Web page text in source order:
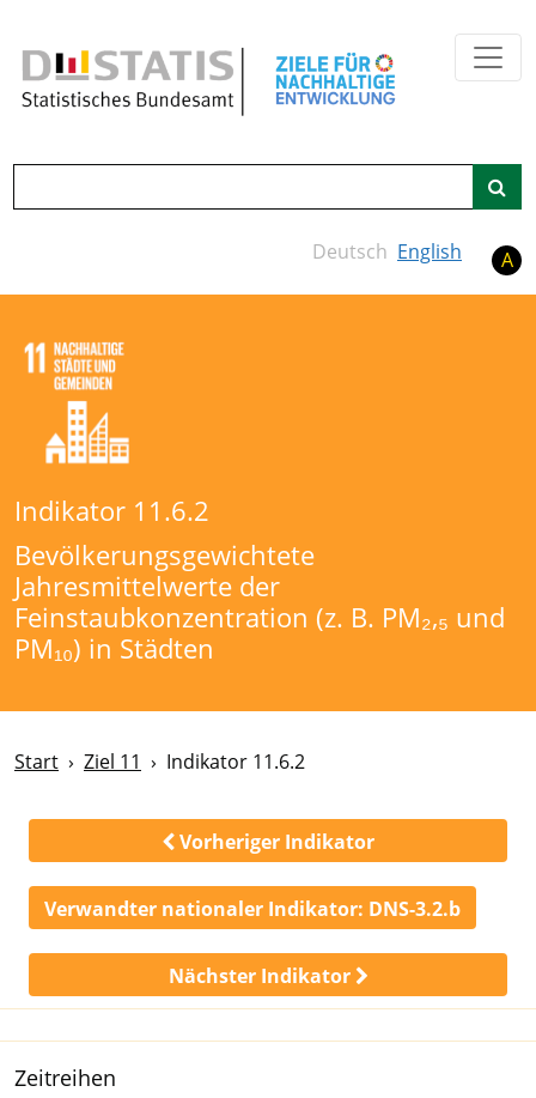
Deutsch English A
Indikator 11.6.2
Bevölkerungsgewichtete
Jahresmittelwerte der
Feinstaubkonzentration (z. B. PM₂,₅ und
PM₁₀) in Städten
Start Ziel 11 Indikator 11.6.2
Vorheriger Indikator
Verwandter nationaler Indikator: DNS-3.2.b
Nächster Indikator
Zeitreihen